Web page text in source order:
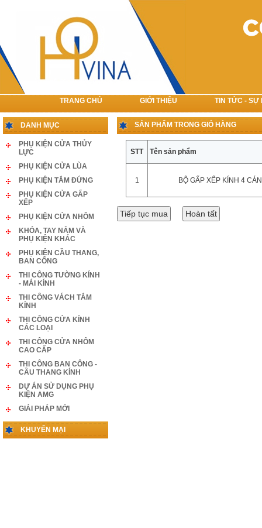
TRANG CHỦ GIỚI THIỆU TIN TỨC - SỰ
LIÊN HỆ
DANH MỤC
PHỤ KIỆN CỬA THỦY
LỰC
PHỤ KIỆN CỬA LÙA
PHỤ KIỆN TẮM ĐỨNG
PHỤ KIỆN CỬA GẤP
XẾP
PHỤ KIỆN CỬA NHÔM
KHÓA, TAY NẮM VÀ
PHỤ KIỆN KHÁC
PHỤ KIỆN CẦU THANG,
BAN CÔNG
THI CÔNG TƯỜNG KÍNH
- MÁI KÍNH
THI CÔNG VÁCH TẮM
KÍNH
THI CÔNG CỬA KÍNH
CÁC LOẠI
THI CÔNG CỬA NHÔM
CAO CẤP
THI CÔNG BAN CÔNG -
CẦU THANG KÍNH
DỰ ÁN SỬ DỤNG PHỤ
KIỆN AMG
GIẢI PHÁP MỚI
KHUYẾN MẠI
SẢN PHẨM TRONG GIỎ HÀNG
STT Tên sản phẩm
1 BỘ GẤP XẾP KÍNH 4